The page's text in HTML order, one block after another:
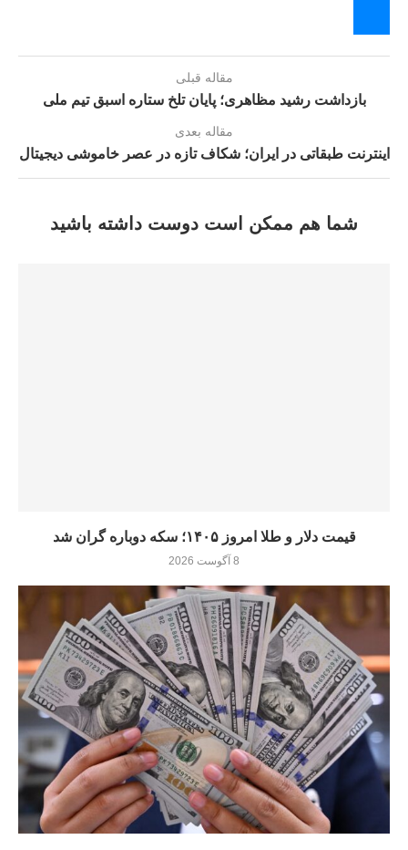
مقاله قبلی
بازداشت رشید مظاهری؛ پایان تلخ ستاره اسبق تیم ملی
مقاله بعدی
اینترنت طبقاتی در ایران؛ شکاف تازه در عصر خاموشی دیجیتال
شما هم ممکن است دوست داشته باشید
قیمت دلار و طلا امروز ۱۴۰۵؛ سکه دوباره گران شد
8 آگوست 2026